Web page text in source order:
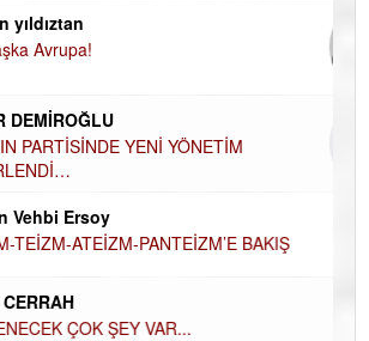
YENİ YÖNETİM
PANTEİZM’E BAKIŞ
ŞEY VAR...